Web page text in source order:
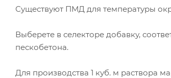
Существуют ПМД для температуры
Выберете в селекторе добавку,
пескобетона.
Для производства 1 куб. м раствора